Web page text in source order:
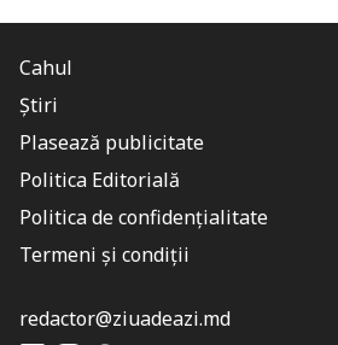
Cahul
Știri
Plasează publicitate
Politica Editorială
Politica de confidențialitate
Termeni și condiții
redactor@ziuadeazi.md